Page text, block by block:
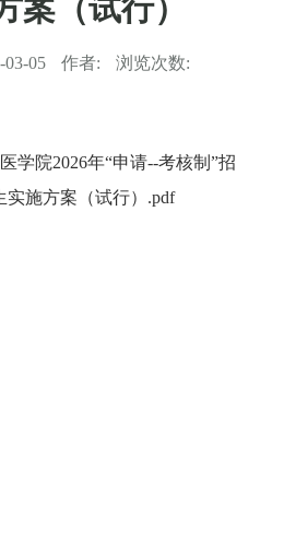
案（试行）
03-05 作者: 浏览次数:
学院2026年“申请--考核制”招
实施方案（试行）.pdf